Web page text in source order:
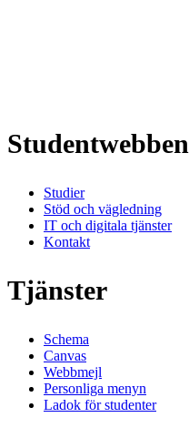
Studentwebben
Studier
Stöd och vägledning
IT och digitala tjänster
Kontakt
Tjänster
Schema
Canvas
Webbmejl
Personliga menyn
Ladok för studenter